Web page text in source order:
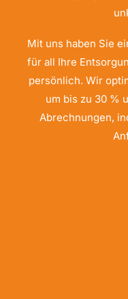
Mit uns haben Sie
für all Ihre
persönlich. Wir
um bis zu 30 %
Abrechnungen,